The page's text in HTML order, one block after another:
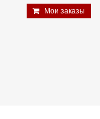
Мои заказы